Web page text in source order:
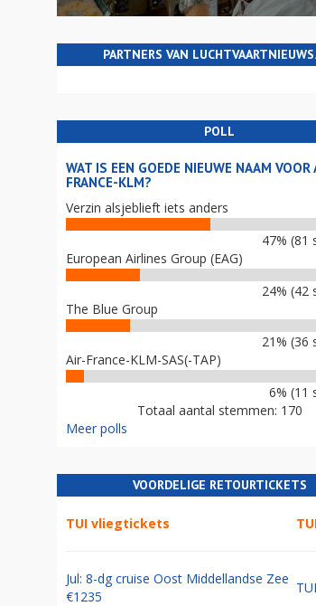
PARTNERS VAN
POLL
WAT IS EEN GOEDE NIEUWE NAAM VOOR
FRANCE-KLM?
Verzin alsjeblieft iets anders
47% (81
European Airlines Group (EAG)
24% (42
The Blue Group
21% (36
Air-France-KLM-SAS(-TAP)
6% (11
Totaal aantal stemmen: 170
Meer polls
VOORDELIGE RETOURTICKETS
TUI vliegtickets
Jul: 8-dg cruise Oost Middellandse Zee
€1235
TUI